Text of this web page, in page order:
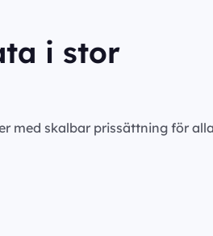
i stor
med skalbar prissättning för